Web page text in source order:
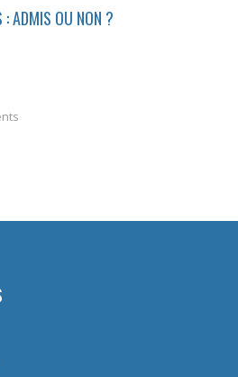
: ADMIS OU NON ?